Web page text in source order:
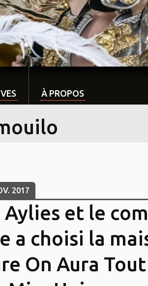
À PROPOS
2017
et le
a choisi la
On Aura